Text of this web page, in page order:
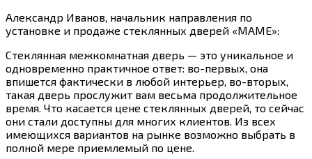
Александр Иванов, начальник направления по
установке и продаже стеклянных дверей «МАМЕ»:
Стеклянная межкомнатная дверь — это уникальное и
одновременно практичное ответ: во-первых, она
впишется фактически в любой интерьер, во-вторых,
такая дверь прослужит вам весьма продолжительное
время. Что касается цене стеклянных дверей, то сейчас
они стали доступны для многих клиентов. Из всех
имеющихся вариантов на рынке возможно выбрать в
полной мере приемлемый по цене.